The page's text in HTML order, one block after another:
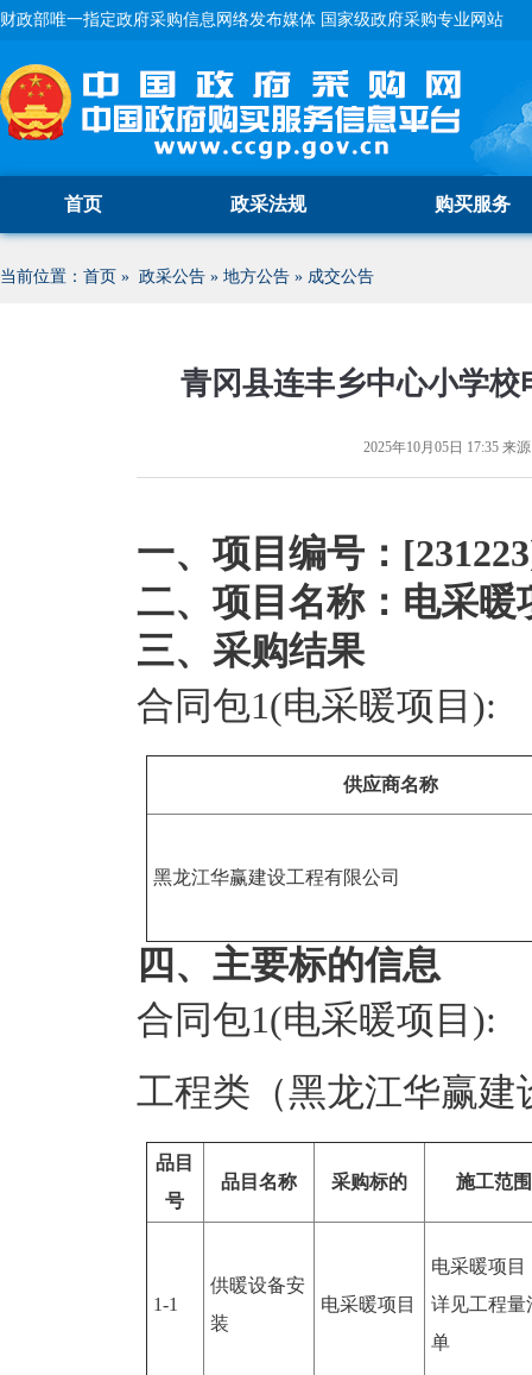
财政部唯一指定政府采购信息网络发布媒体 国家级政府采购专业网站
首页 政采法规 购买服务
当前位置： 首页 » 政采公告 » 地方公告 » 成交公告
青冈县连丰乡中心小学
2025年10月05日 17:35 来
一、项目编号：
二、项目名称：电采暖
三、采购结果
合同包1(电采暖项目):
供应商名称
黑龙江华赢建设工程有限公司
四、主要标的信息
合同包1(电采暖项目):
工程类（黑龙江华赢建
品目
号
品目名称 采购标的 施工范围
1-1
供暖设备安
装
电采暖项目
电采暖项目
详见工程量
单